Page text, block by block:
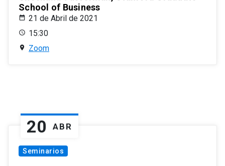
School of Business
21 de Abril de 2021
15:30
Zoom
20 ABR
Seminarios